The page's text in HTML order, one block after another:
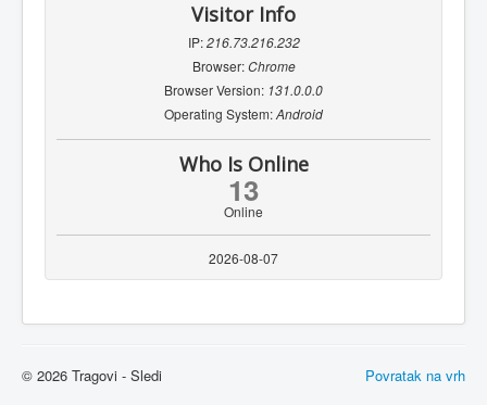
Visitor Info
IP:216.73.216.232
Browser:Chrome
Browser Version: 131.0.0.0
Operating System:Android
Who Is Online
13
Online
2026-08-07
Povratak na vrh
© 2026 Tragovi - Sledi